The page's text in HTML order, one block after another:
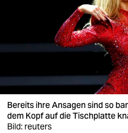
verlag
verlag
Bereits ihre Ansagen sind so
dem Kopf auf die Tischplatte
Bild: reuters